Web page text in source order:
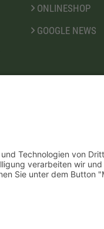
ONLINESHOP
GOOGLE NEWS